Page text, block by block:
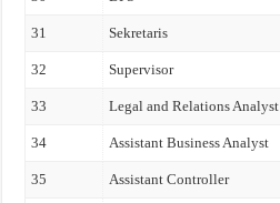
31 Sekretaris
32 Supervisor
33 Legal and Relations Analyst
34 Assistant Business Analyst
35 Assistant Controller